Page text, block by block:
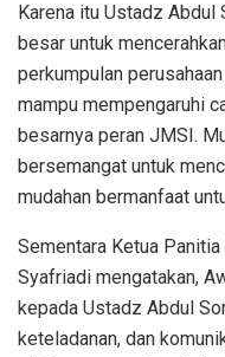
Karena itu Ustadz
besar untuk
perkumpulan
mampu mempengaruhi
besarnya peran JMSI.
bersemangat untuk
mudahan bermanfaat
Sementara Ketua
Syafriadi mengatakan,
kepada Ustadz Abdul
keteladanan, dan